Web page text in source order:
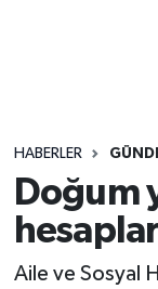
HABERLER
Doğum
Aile ve Sosyal
Yaşam